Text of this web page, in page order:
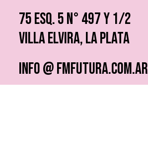
75 ESQ. 5 N° 497 y 1/2
VILLA ELVIRA, LA PLATA
info @ fmfutura.com.ar